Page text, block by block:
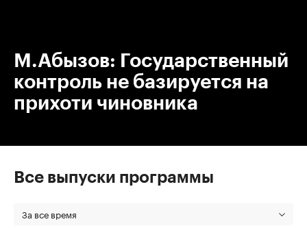
М.Абызов: Государственный
контроль не базируется на
прихоти чиновника
Все выпуски программы
За все время